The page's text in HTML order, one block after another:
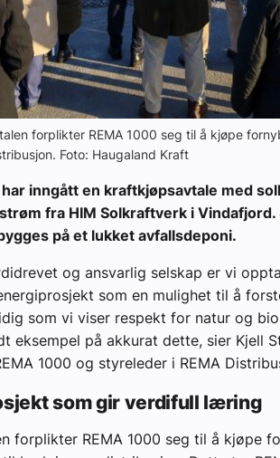
forplikter REMA 1000 seg til å kjøpe
Foto: Haugaland Kraft
har inngått en kraftkjøpsavtale med
fra HIM Solkraftverk i
på et lukket avfallsdeponi.
og ansvarlig selskap er vi
som en mulighet til å
som vi viser respekt for natur og
eksempel på akkurat dette, sier Kjell
1000 og styreleder i REMA
som gir verdifull læring
forplikter REMA 1000 seg til å kjøpe